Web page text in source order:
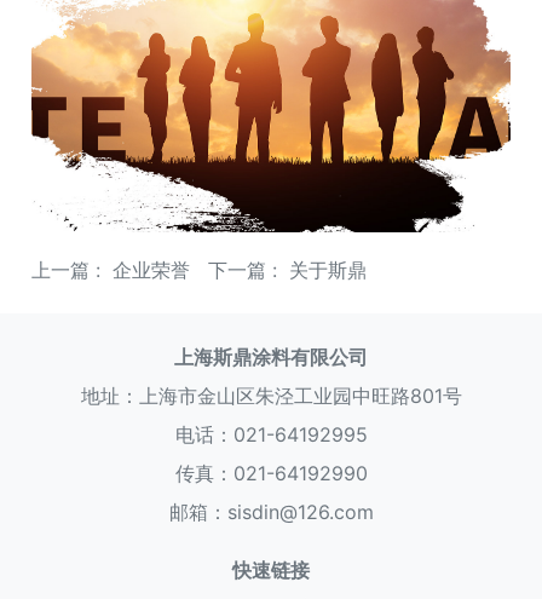
上一篇 :企业荣誉 下一篇 : 关于斯鼎
上海斯鼎涂料有限公司
地址：上海市金山区朱泾工业园中旺路801号
电话：021-64192995
传真：021-64192990
邮箱：sisdin@126.com
快速链接